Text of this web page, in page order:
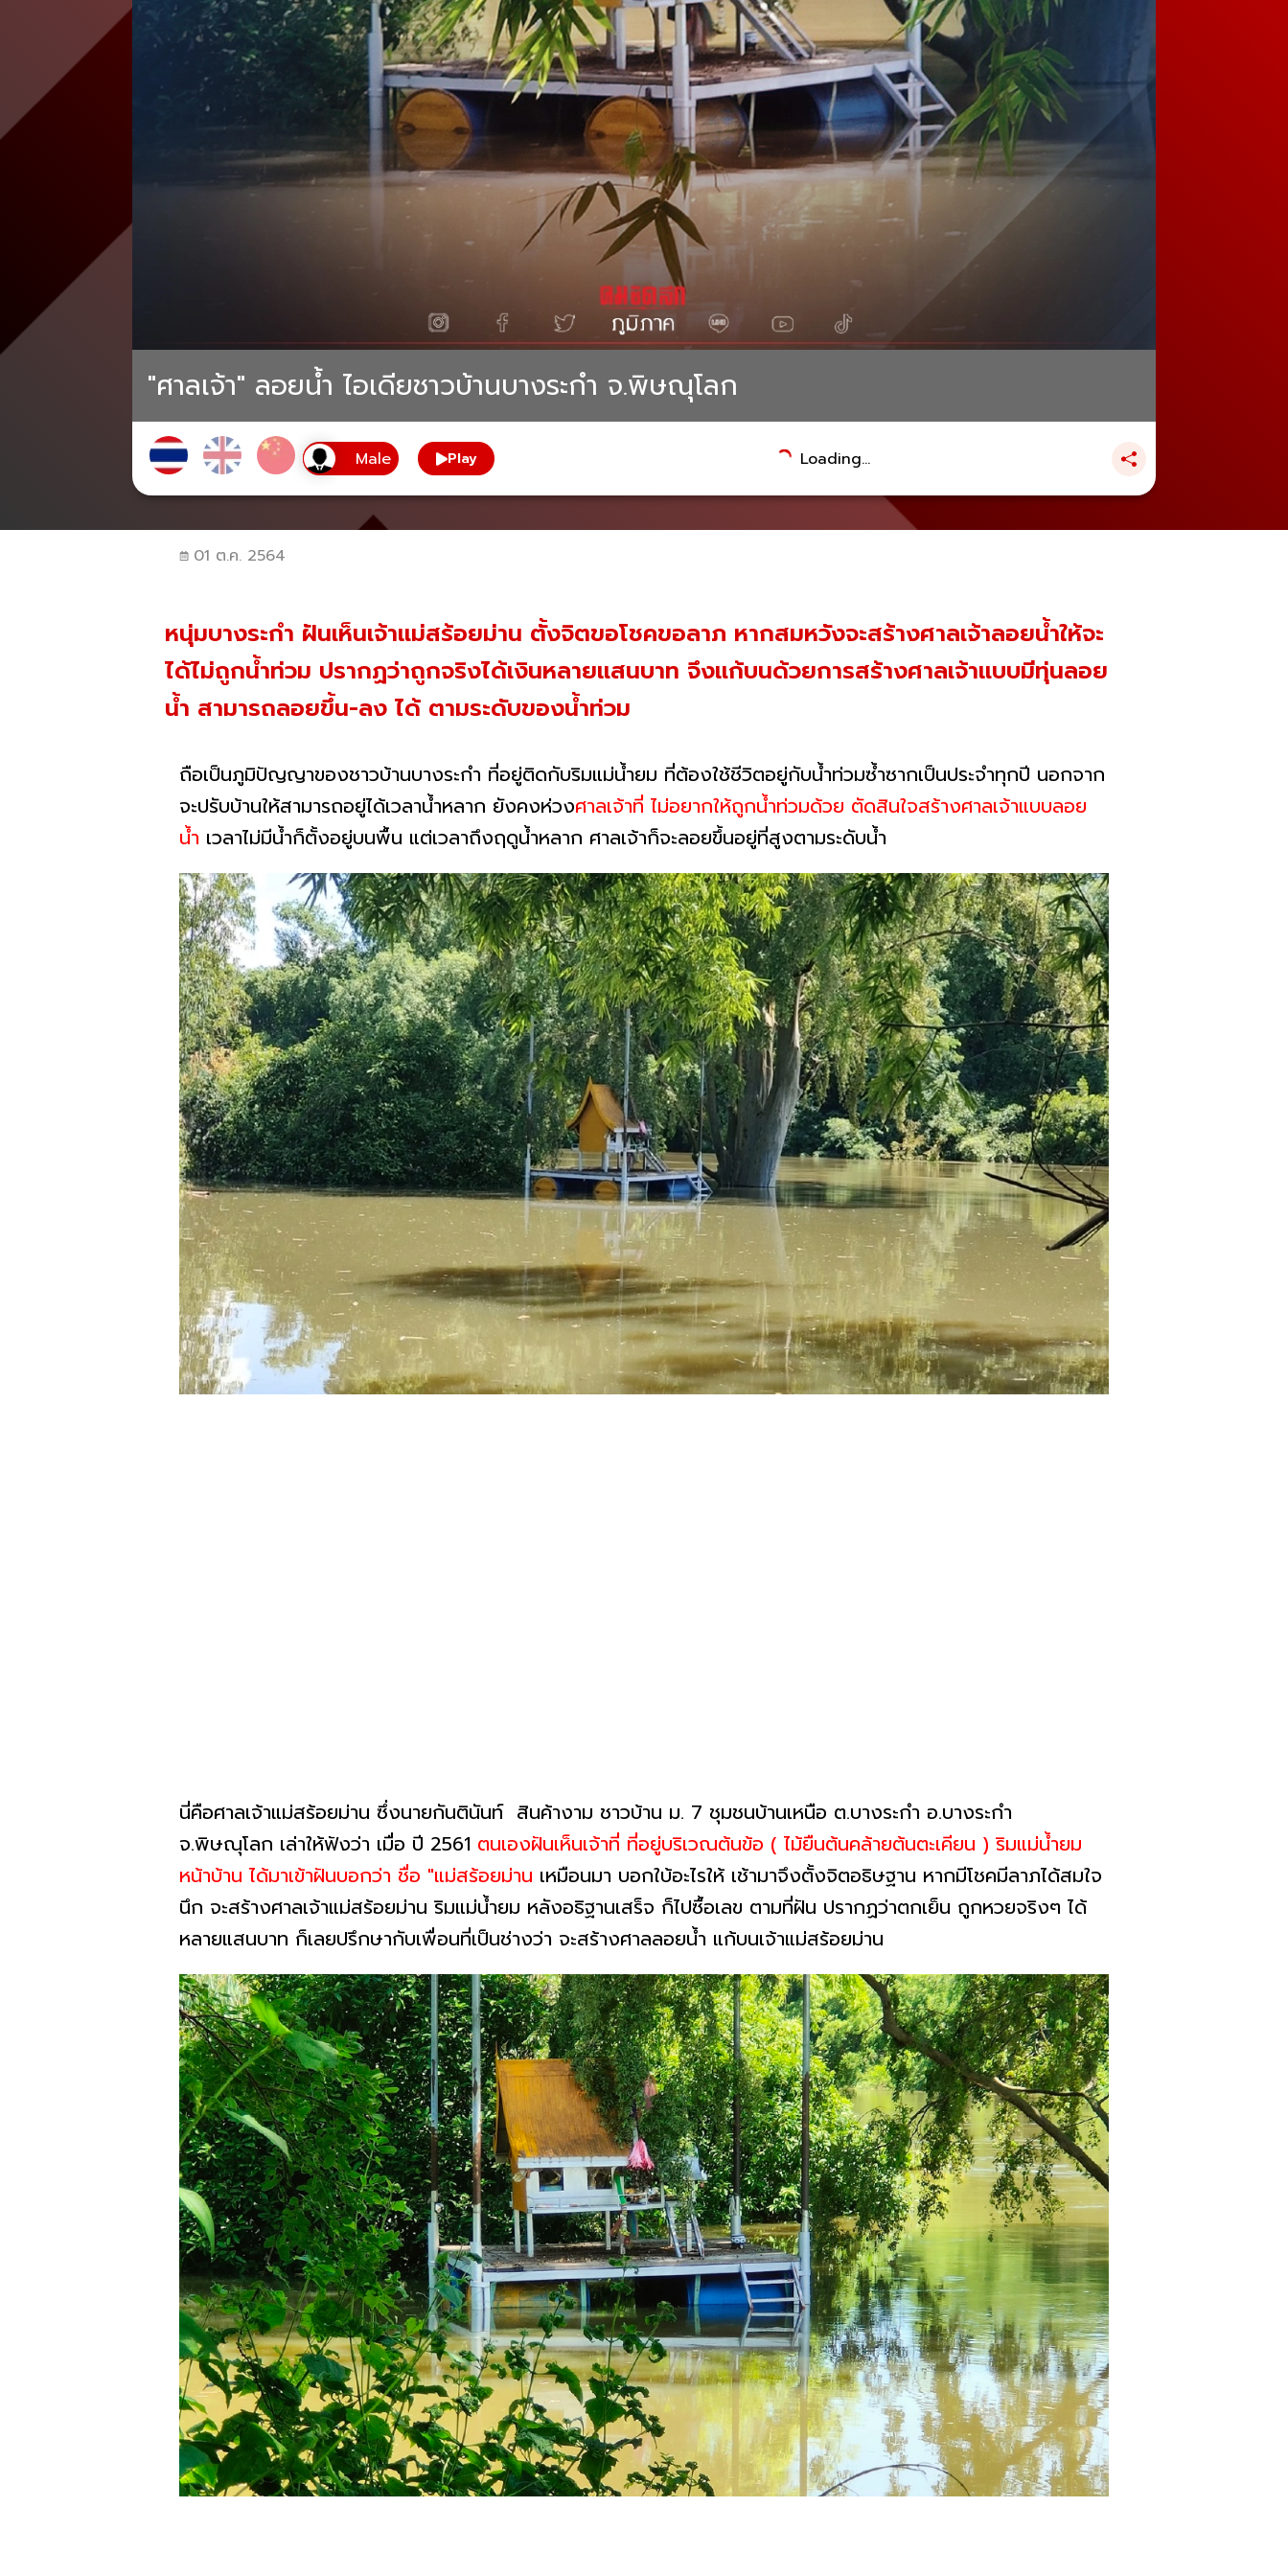
"ศาลเจ้า" ลอยน้ำ ไอเดียชาวบ้านบางระกำ จ.พิษณุโลก
Play Loading...
01 ต.ค. 2564
หนุ่มบางระกำ ฝันเห็นเจ้าแม่สร้อยม่าน ตั้งจิตขอโชคขอลาภ หากสมหวังจะสร้างศาลเจ้าลอยน้ำให้จะ
ได้ไม่ถูกน้ำท่วม ปรากฏว่าถูกจริงได้เงินหลายแสนบาท จึงแก้บนด้วยการสร้างศาลเจ้าแบบมีทุ่นลอย
น้ำ สามารถลอยขึ้น-ลง ได้ ตามระดับของน้ำท่วม
ถือเป็นภูมิปัญญาของชาวบ้านบางระกำ ที่อยู่ติดกับริมแม่น้ำยม ที่ต้องใช้ชีวิตอยู่กับน้ำท่วมซ้ำซากเป็นประจำทุกปี นอกจาก
จะปรับบ้านให้สามารถอยู่ได้เวลาน้ำหลาก ยังคงห่วงศาลเจ้าที่ ไม่อยากให้ถูกน้ำท่วมด้วย ตัดสินใจสร้างศาลเจ้าแบบลอย
น้ำ เวลาไม่มีน้ำก็ตั้งอยู่บนพื้น แต่เวลาถึงฤดูน้ำหลาก ศาลเจ้าก็จะลอยขึ้นอยู่ที่สูงตามระดับน้ำ
นี่คือศาลเจ้าแม่สร้อยม่าน ซึ่งนายกันตินันท์ สินค้างาม ชาวบ้าน ม. 7 ชุมชนบ้านเหนือ ต.บางระกำ อ.บางระกำ
จ.พิษณุโลก เล่าให้ฟังว่า เมื่อ ปี 2561 ตนเองฝันเห็นเจ้าที่ ที่อยู่บริเวณต้นข้อ ( ไม้ยืนต้นคล้ายต้นตะเคียน ) ริมแม่น้ำยม
หน้าบ้าน ได้มาเข้าฝันบอกว่า ชื่อ "แม่สร้อยม่าน เหมือนมา บอกใบ้อะไรให้ เช้ามาจึงตั้งจิตอธิษฐาน หากมีโชคมีลาภได้สมใจ
นึก จะสร้างศาลเจ้าแม่สร้อยม่าน ริมแม่น้ำยม หลังอธิฐานเสร็จ ก็ไปซื้อเลข ตามที่ฝัน ปรากฏว่าตกเย็น ถูกหวยจริงๆ ได้
หลายแสนบาท ก็เลยปรึกษากับเพื่อนที่เป็นช่างว่า จะสร้างศาลลอยน้ำ แก้บนเจ้าแม่สร้อยม่าน